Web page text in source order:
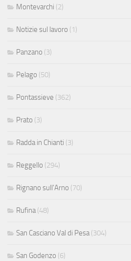
Montevarchi (2)
Notizie sul lavoro (1)
Panzano (3)
Pelago (50)
Pontassieve (362)
Prato (3)
Radda in Chianti (3)
Reggello (294)
Rignano sull'Arno (70)
Rufina(48)
San Casciano Val di Pesa(304)
San Godenzo (6)